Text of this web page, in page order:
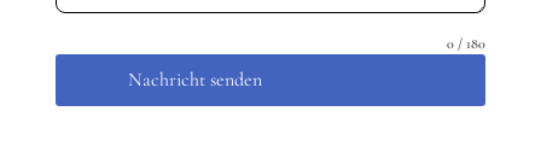
0 / 180
Nachricht senden